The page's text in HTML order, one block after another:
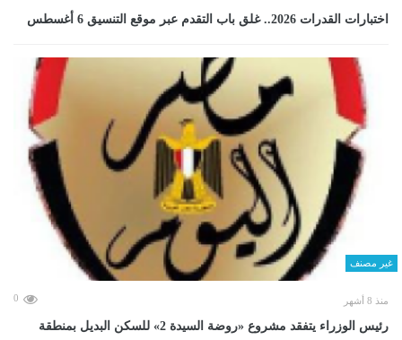
اختبارات القدرات 2026.. غلق باب التقدم عبر موقع التنسيق 6 أغسطس
غير مصنف
منذ 8 أشهر 0
رئيس الوزراء يتفقد مشروع «روضة السيدة 2» للسكن البديل بمنطقة